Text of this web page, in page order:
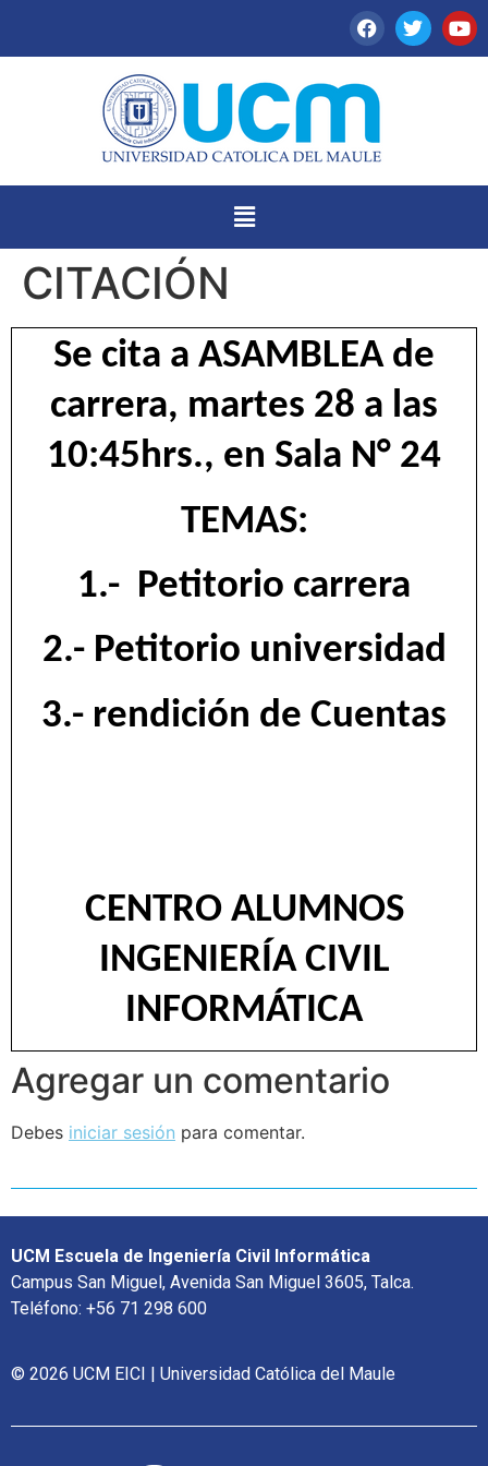
CITACIÓN
Se cita a ASAMBLEA de
carrera, martes 28 a las
10:45hrs., en Sala N° 24
TEMAS:
1.- Petitorio carrera
2.- Petitorio universidad
3.- rendición de Cuentas
CENTRO ALUMNOS
INGENIERÍA CIVIL
INFORMÁTICA
Agregar un comentario
Debes iniciar sesión para comentar.
UCM Escuela de Ingeniería Civil Informática
Campus San Miguel, Avenida San Miguel 3605, Talca.
Teléfono: +56 71 298 600
© 2026 UCM EICI | Universidad Católica del Maule